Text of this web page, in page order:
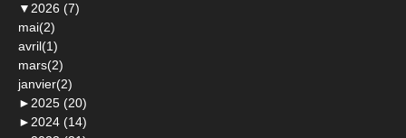
▼ 2026 (7)
mai(2)
avril(1)
mars(2)
janvier(2)
► 2025 (20)
► 2024 (14)